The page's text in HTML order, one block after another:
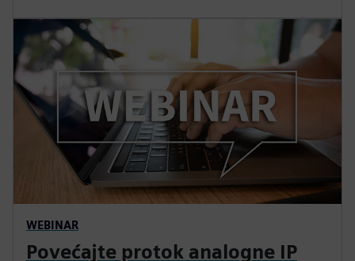
WEBINAR
Povećajte protok analogne IP